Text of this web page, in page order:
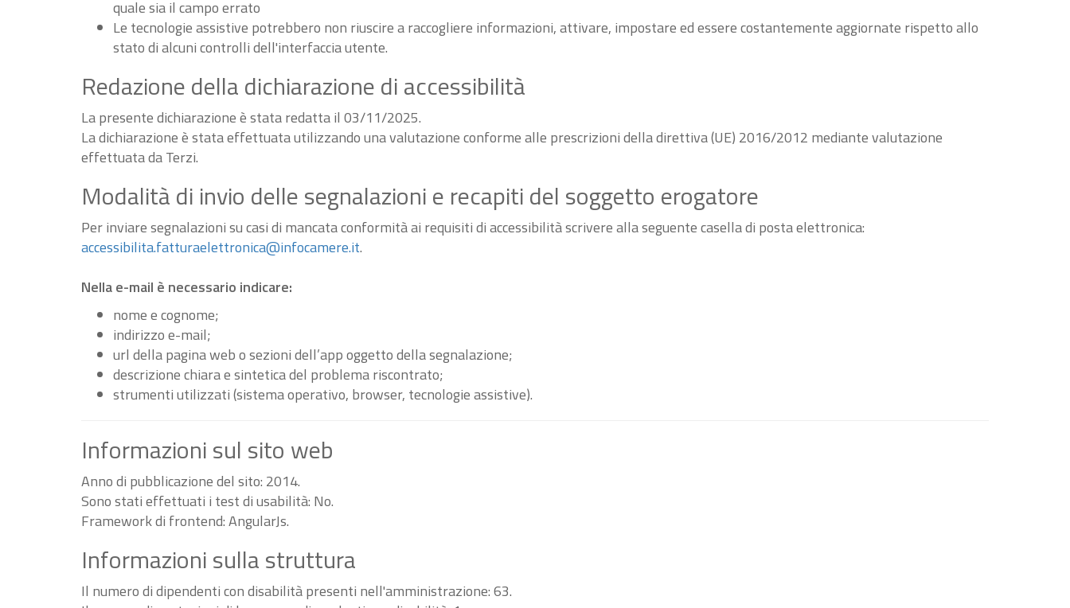
quale sia il campo errato
Le tecnologie assistive potrebbero non riuscire a raccogliere informazioni, attivare, impostare ed essere costantemente aggiornate rispetto allo
stato di alcuni controlli dell'interfaccia utente.
Redazione della dichiarazione di accessibilità
La presente dichiarazione è stata redatta il 03/11/2025.
La dichiarazione è stata effettuata utilizzando una valutazione conforme alle prescrizioni della direttiva (UE) 2016/2012 mediante valutazione
effettuata da Terzi.
Modalità di invio delle segnalazioni e recapiti del soggetto erogatore
Per inviare segnalazioni su casi di mancata conformità ai requisiti di accessibilità scrivere alla seguente casella di posta elettronica:
accessibilita.fatturaelettronica@infocamere.it.
Nella e-mail è necessario indicare:
nome e cognome;
indirizzo e-mail;
url della pagina web o sezioni dell’app oggetto della segnalazione;
descrizione chiara e sintetica del problema riscontrato;
strumenti utilizzati (sistema operativo, browser, tecnologie assistive).
Informazioni sul sito web
Anno di pubblicazione del sito: 2014.
Sono stati effettuati i test di usabilità: No.
Framework di frontend: AngularJs.
Informazioni sulla struttura
Il numero di dipendenti con disabilità presenti nell'amministrazione: 63.